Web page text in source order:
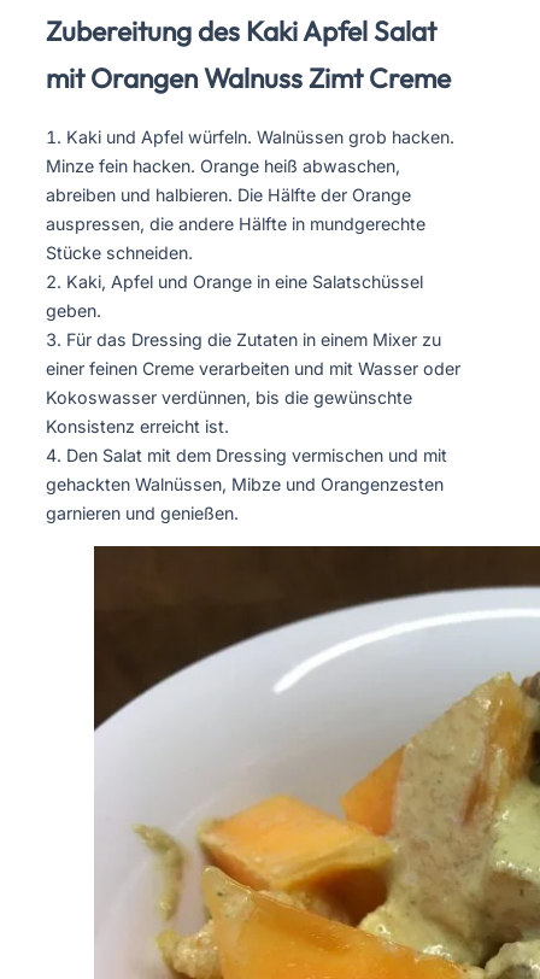
Zubereitung des Kaki Apfel Salat
mit Orangen Walnuss Zimt Creme
Kaki und Apfel würfeln. Walnüssen grob hacken.
Minze fein hacken. Orange heiß abwaschen,
abreiben und halbieren. Die Hälfte der Orange
auspressen, die andere Hälfte in mundgerechte
Stücke schneiden.
Kaki, Apfel und Orange in eine Salatschüssel
geben.
Für das Dressing die Zutaten in einem Mixer zu
einer feinen Creme verarbeiten und mit Wasser oder
Kokoswasser verdünnen, bis die gewünschte
Konsistenz erreicht ist.
Den Salat mit dem Dressing vermischen und mit
gehackten Walnüssen, Mibze und Orangenzesten
garnieren und genießen.